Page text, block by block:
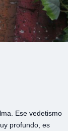
Ese vedetismo
profundo, es